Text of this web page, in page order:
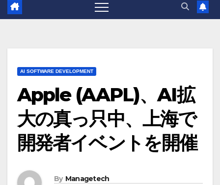
AI SOFTWARE DEVELOPMENT
Apple (AAPL)、AI拡
大の真っ只中、上海で
開発者イベントを開催
By Managetech